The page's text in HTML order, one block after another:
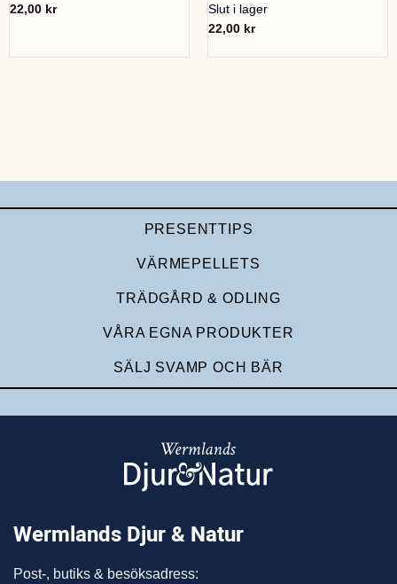
22,00 kr
Slut i lager
22,00 kr
PRESENTTIPS
VÄRMEPELLETS
TRÄDGÅRD & ODLING
VÅRA EGNA PRODUKTER
SÄLJ SVAMP OCH BÄR
Wermlands Djur & Natur
Post-, butiks & besöksadress: